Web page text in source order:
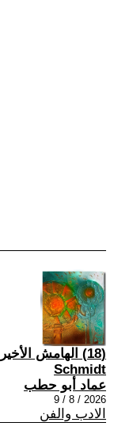
Schmidt
عماد أبو حطب
2026 / 8 / 9
الادب والفن